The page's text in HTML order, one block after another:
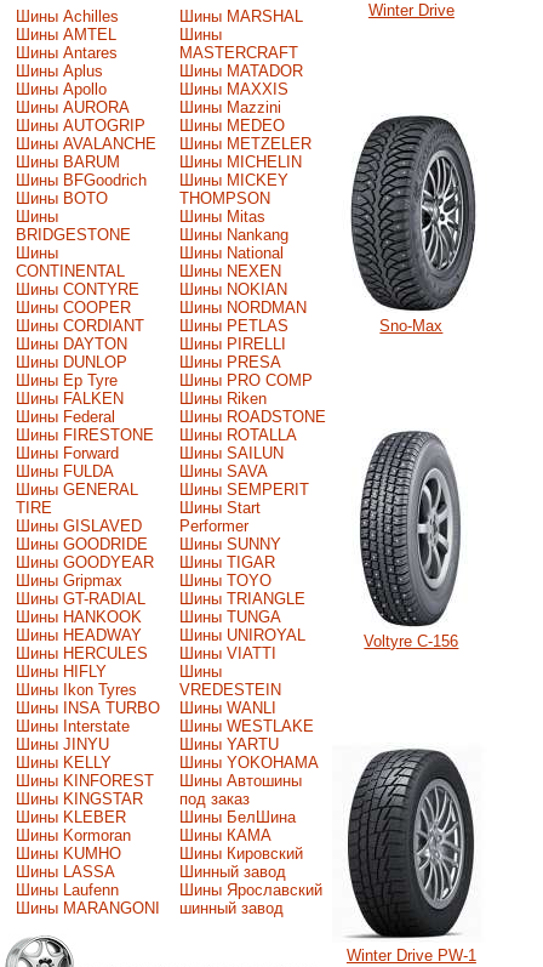
Шины Achilles
Шины AMTEL
Шины Antares
Шины Aplus
Шины Apollo
Шины AURORA
Шины AUTOGRIP
Шины AVALANCHE
Шины BARUM
Шины BFGoodrich
Шины BOTO
Шины
BRIDGESTONE
Шины
CONTINENTAL
Шины CONTYRE
Шины COOPER
Шины CORDIANT
Шины DAYTON
Шины DUNLOP
Шины Ep Tyre
Шины FALKEN
Шины Federal
Шины FIRESTONE
Шины Forward
Шины FULDA
Шины GENERAL
TIRE
Шины GISLAVED
Шины GOODRIDE
Шины GOODYEAR
Шины Gripmax
Шины GT-RADIAL
Шины HANKOOK
Шины HEADWAY
Шины HERCULES
Шины HIFLY
Шины Ikon Tyres
Шины INSA TURBO
Шины Interstate
Шины JINYU
Шины KELLY
Шины KINFOREST
Шины KINGSTAR
Шины KLEBER
Шины Kormoran
Шины KUMHO
Шины LASSA
Шины Laufenn
Шины MARANGONI
Шины MARSHAL
Шины
MASTERCRAFT
Шины MATADOR
Шины MAXXIS
Шины Mazzini
Шины MEDEO
Шины METZELER
Шины MICHELIN
Шины MICKEY
THOMPSON
Шины Mitas
Шины Nankang
Шины National
Шины NEXEN
Шины NOKIAN
Шины NORDMAN
Шины PETLAS
Шины PIRELLI
Шины PRESA
Шины PRO COMP
Шины Riken
Шины ROADSTONE
Шины ROTALLA
Шины SAILUN
Шины SAVA
Шины SEMPERIT
Шины Start
Performer
Шины SUNNY
Шины TIGAR
Шины TOYO
Шины TRIANGLE
Шины TUNGA
Шины UNIROYAL
Шины VIATTI
Шины
VREDESTEIN
Шины WANLI
Шины WESTLAKE
Шины YARTU
Шины YOKOHAMA
Шины Автошины
под заказ
Шины БелШина
Шины КАМА
Шины Кировский
Шинный завод
Шины Ярославский
шинный завод
Winter Drive
Sno-Max
Voltyre C-156
Winter Drive PW-1